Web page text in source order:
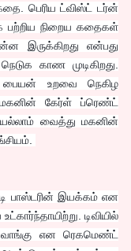
பெரிய ட்விஸ்ட் டர்ன்
பற்றிய நிறைய கதைகள்
இருக்கிறது என்பது
காண முடிகிறது.
பையன் உறவை நெகிழ
மகனின் கேர்ள் ப்ரெண்ட்
வைத்து மகனின்
பாஸ்டரின் இயக்கம் என
டிவியில்
என ரெகமெண்ட்